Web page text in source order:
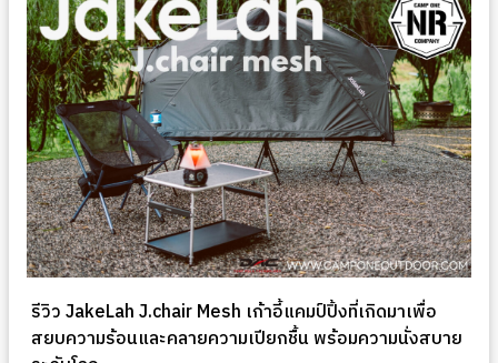
รีวิว JakeLah J.chair Mesh เก้าอี้แคมป์ปิ้งที่เกิดมาเพื่อ
สยบความร้อนและคลายความเปียกชื้น พร้อมความนั่งสบาย